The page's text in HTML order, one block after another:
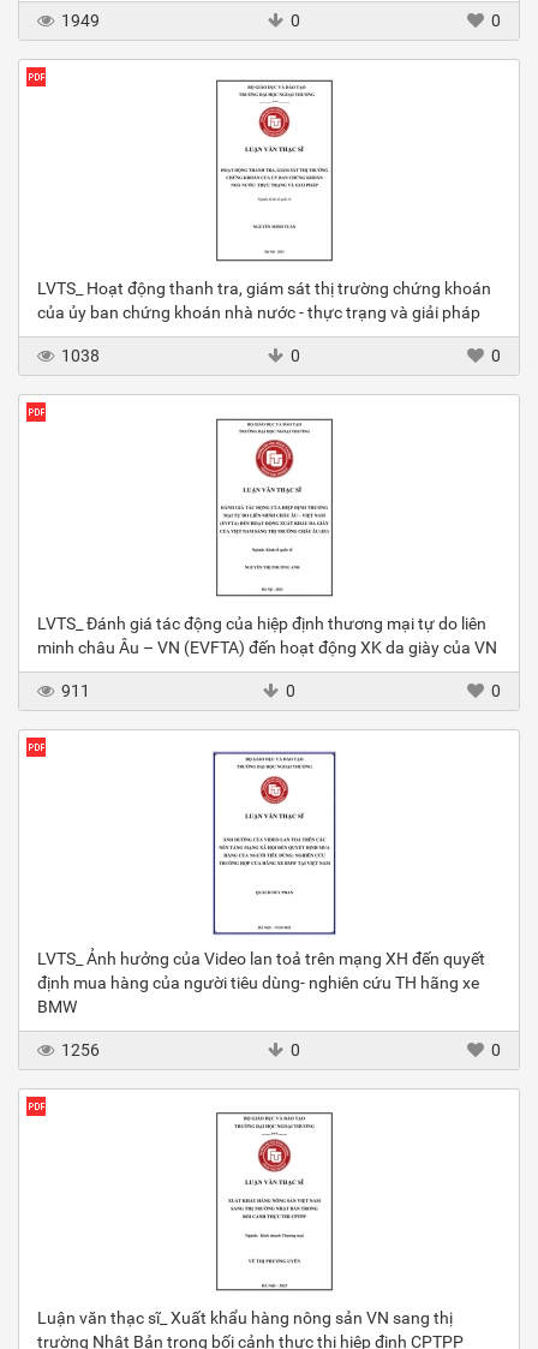
1949 0 0
LVTS_ Hoạt động thanh tra, giám sát thị trường chứng khoán
của ủy ban chứng khoán nhà nước - thực trạng và giải pháp
1038 0 0
LVTS_ Đánh giá tác động của hiệp định thương mại tự do liên
minh châu Âu – VN (EVFTA) đến hoạt động XK da giày của VN
911 0 0
LVTS_ Ảnh hưởng của Video lan toả trên mạng XH đến quyết
định mua hàng của người tiêu dùng- nghiên cứu TH hãng xe
BMW
1256 0 0
Luận văn thạc sĩ_ Xuất khẩu hàng nông sản VN sang thị
trường Nhật Bản trong bối cảnh thực thi hiệp định CPTPP